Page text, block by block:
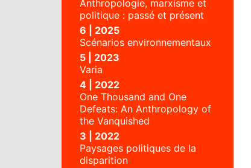
Anthropologie, marxisme et
politique : passé et présent
6 | 2025
Scénarios environnementaux
5 | 2023
Varia
4 | 2022
One Thousand and One
Defeats: An Anthropology of
the Vanquished
3 | 2022
Paysages politiques de la
disparition